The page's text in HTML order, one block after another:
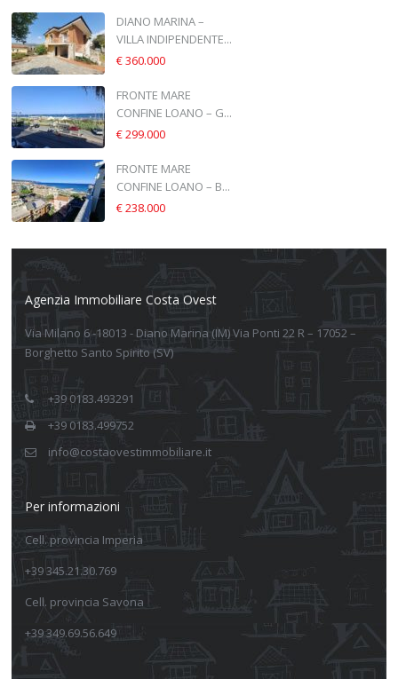
DIANO MARINA –
VILLA INDIPENDENTE...
€ 360.000
FRONTE MARE
CONFINE LOANO – G...
€ 299.000
FRONTE MARE
CONFINE LOANO – B...
€ 238.000
Agenzia Immobiliare Costa Ovest
Via Milano 6 -18013 - Diano Marina (IM) Via Ponti 22 R – 17052 –
Borghetto Santo Spirito (SV)
+39 0183.493291
+39 0183.499752
info@costaovestimmobiliare.it
Per informazioni
Cell. provincia Imperia
+39 345.21.30.769
Cell. provincia Savona
+39 349.69.56.649